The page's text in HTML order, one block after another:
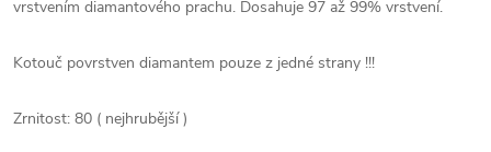
vrstvením diamantového prachu. Dosahuje 97 až 99% vrstvení.
Kotouč povrstven diamantem pouze z jedné strany !!!
Zrnitost: 80 ( nejhrubější )